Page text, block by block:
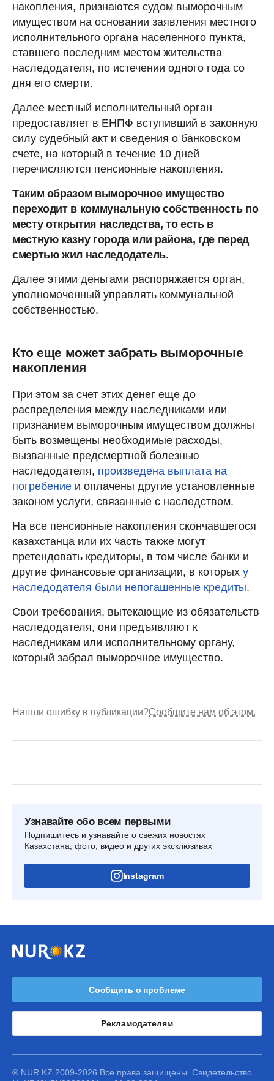
накопления, признаются судом выморочным
имуществом на основании заявления местного
исполнительного органа населенного пункта,
ставшего последним местом жительства
наследодателя, по истечении одного года со
дня его смерти.
Далее местный исполнительный орган
предоставляет в ЕНПФ вступивший в законную
силу судебный акт и сведения о банковском
счете, на который в течение 10 дней
перечисляются пенсионные накопления.
Таким образом выморочное имущество
переходит в коммунальную собственность по
месту открытия наследства, то есть в
местную казну города или района, где перед
смертью жил наследодатель.
Далее этими деньгами распоряжается орган,
уполномоченный управлять коммунальной
собственностью.
Кто еще может забрать выморочные
накопления
При этом за счет этих денег еще до
распределения между наследниками или
признанием выморочным имуществом должны
быть возмещены необходимые расходы,
вызванные предсмертной болезнью
наследодателя, произведена выплата на
погребение и оплачены другие установленные
законом услуги, связанные с наследством.
На все пенсионные накопления скончавшегося
казахстанца или их часть также могут
претендовать кредиторы, в том числе банки и
другие финансовые организации, в которых у
наследодателя были непогашенные кредиты.
Свои требования, вытекающие из обязательств
наследодателя, они предъявляют к
наследникам или исполнительному органу,
который забрал выморочное имущество.
Нашли ошибку в публикации?Сообщите нам об этом.
Узнавайте обо всем первыми
Подпишитесь и узнавайте о свежих новостях
Казахстана, фото, видео и других эксклюзивах
Instagram
Сообщить о проблеме
Рекламодателям
® NUR.KZ 2009-2026 Все права защищены. Свидетельство